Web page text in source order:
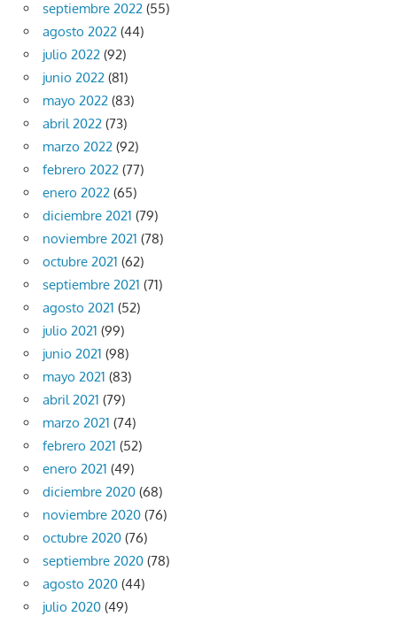
septiembre 2022 (55)
agosto 2022 (44)
julio 2022 (92)
junio 2022 (81)
mayo 2022 (83)
abril 2022 (73)
marzo 2022 (92)
febrero 2022 (77)
enero 2022 (65)
diciembre 2021 (79)
noviembre 2021 (78)
octubre 2021 (62)
septiembre 2021 (71)
agosto 2021 (52)
julio 2021 (99)
junio 2021 (98)
mayo 2021 (83)
abril 2021 (79)
marzo 2021 (74)
febrero 2021 (52)
enero 2021 (49)
diciembre 2020 (68)
noviembre 2020 (76)
octubre 2020 (76)
septiembre 2020 (78)
agosto 2020 (44)
julio 2020 (49)